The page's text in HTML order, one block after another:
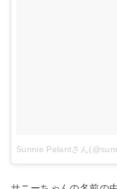
Sunnie Pelantさん